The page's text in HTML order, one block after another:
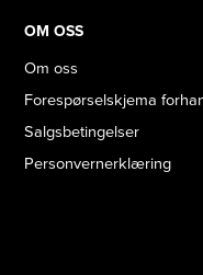
OM OSS
Om oss
Forespørselskjema
Salgsbetingelser
Personvernerklæring